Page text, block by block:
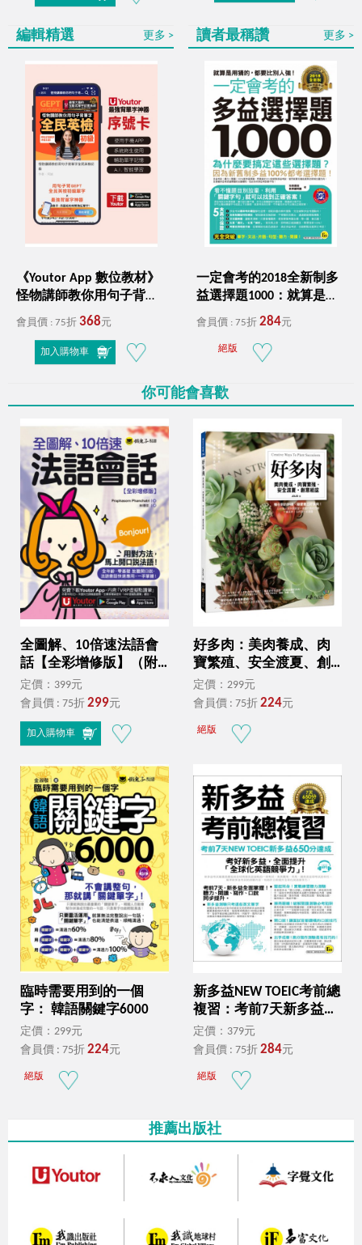
編輯精選 更多
《Youtor App 數位教材》
怪物講師教你用句子背單
字全民英檢初級
會員價 : 75折 368元
加入購物車
讀者最稱讚 更多
一定會考的2018全新制多
益選擇題1000：就算是用
猜的，都要比別人強！
會員價 : 75折 284元
絕版
你可能會喜歡
全圖解、10倍速法語會
話【全彩增修版】（附
贈「Youtor App」內含
VRP虛擬點讀筆）
定價：399元
會員價 : 75折 299元
加入購物車
好多肉：美肉養成、肉
寶繁殖、安全渡夏、創
意組盆
定價：299元
會員價 : 75折 224元
絕版
臨時需要用到的一個
字： 韓語關鍵字6000
定價：299元
會員價 : 75折 224元
絕版
新多益NEW TOEIC考前總
複習：考前7天新多益
650分達成
定價：379元
會員價 : 75折 284元
絕版
推薦出版社